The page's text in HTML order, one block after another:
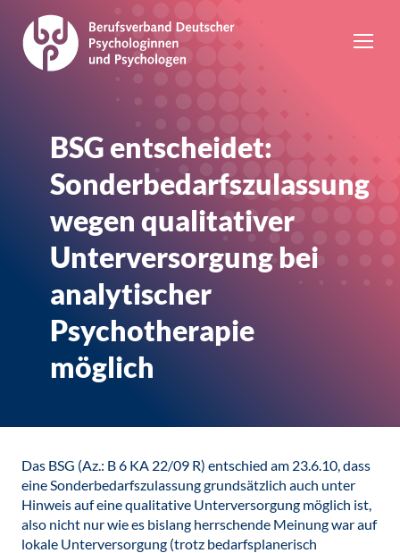
BSG entscheidet:
Sonderbedarfszulassung
wegen qualitativer
Unterversorgung bei
analytischer
Psychotherapie
möglich
Das BSG (Az.: B 6 KA 22/09 R) entschied am 23.6.10, dass
eine Sonderbedarfszulassung grundsätzlich auch unter
Hinweis auf eine qualitative Unterversorgung möglich ist,
also nicht nur wie es bislang herrschende Meinung war auf
lokale Unterversorgung (trotz bedarfsplanerisch